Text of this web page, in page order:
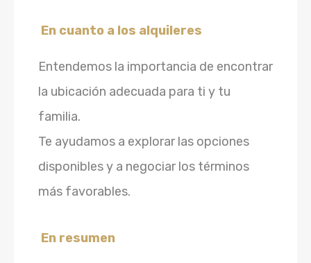
En cuanto a los alquileres
Entendemos la importancia de encontrar
la ubicación adecuada para ti y tu
familia.
Te ayudamos a explorar las opciones
disponibles y a negociar los términos
más favorables.
En resumen